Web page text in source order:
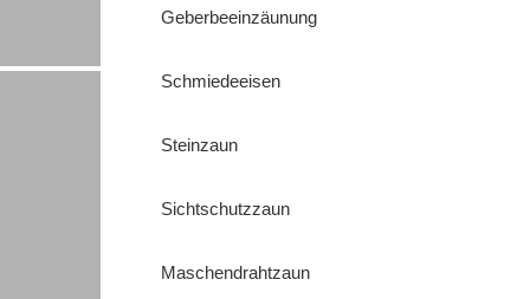
Geberbeeinzäunung
Schmiedeeisen
Steinzaun
Sichtschutzzaun
Maschendrahtzaun